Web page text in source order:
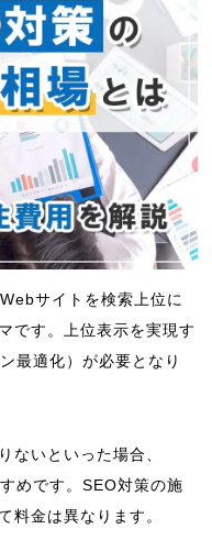
サイトを検索上位に
です。上位表示を実現す
最適化）が必要となり
ないといった場合、
めです。SEO対策の施
料金は異なります。